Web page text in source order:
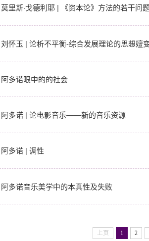
莫里斯·戈德利耶 | 《资本论》方法的若干问
刘怀玉 | 论析不平衡-综合发展理论的思想嬗
阿多诺眼中的的社会
阿多诺 | 论电影音乐——新的音乐资源
阿多诺 | 调性
阿多诺音乐美学中的本真性及失败
上页 1 2